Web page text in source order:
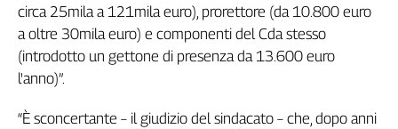
Collettiva
Academy
Collettiva
Play
Rubriche
circa 25mila a 121mila euro), prorettore (da 10.800 euro
a oltre 30mila euro) e componenti del Cda stesso
(introdotto un gettone di presenza da 13.600 euro
l'anno)”.
“È sconcertante – il giudizio del sindacato – che, dopo anni